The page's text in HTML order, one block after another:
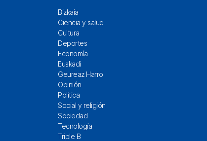
Bizkaia
Ciencia y salud
Cultura
Deportes
Economía
Euskadi
Geureaz Harro
Opinión
Política
Social y religión
Sociedad
Tecnología
Triple B